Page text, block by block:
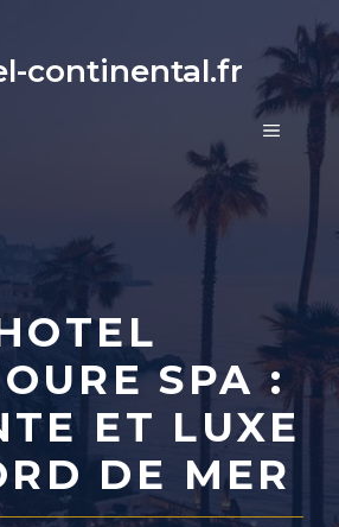
continental.fr
MENU
SPA :
ET LUXE
DE MER